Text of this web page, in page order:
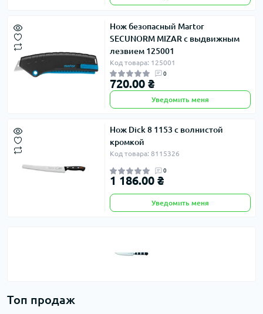
Нож безопасный Martor
SECUNORM MIZAR с выдвижным
лезвием 125001
Код товара: 125001
0
720.00 ₴
Уведомить меня
Нож Dick 8 1153 с волнистой
кромкой
Код товара: 8115326
0
1 186.00 ₴
Уведомить меня
Топ продаж